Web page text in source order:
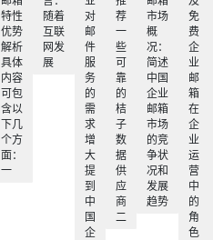
特性
优势
解析
具体
内容
可包
含以
下几
个方
面：
一
随着
互联
网发
展
对
邮
件
服
务
的
需
求
增
大
提
到
中
国
企
荐
一
些
可
靠
的
桔
子
数
据
供
应
商
二
市场
概
况：
简述
中国
企业
邮箱
市场
的竞
争状
况和
发展
趋势
免
费
企
业
邮
箱
在
企
业
运
营
中
的
角
色